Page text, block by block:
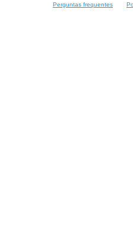
Perguntas frequentes